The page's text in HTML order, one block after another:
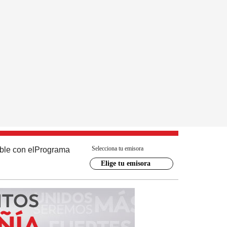
con el Programa Selecciona tu emisora
Elige tu emisora